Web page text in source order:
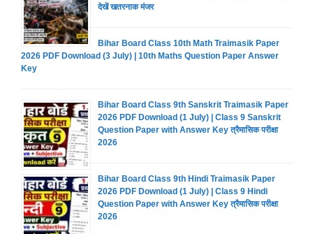
देखें खतरनाक मंजर
Bihar Board Class 10th Math Traimasik Paper
2026 PDF Download (3 July) | 10th Maths Question Paper Answer
Key
Bihar Board Class 9th Sanskrit Traimasik Paper
2026 PDF Download (1 July) | Class 9 Sanskrit
Question Paper with Answer Key त्रैमासिक परीक्षा
2026
Bihar Board Class 9th Hindi Traimasik Paper
2026 PDF Download (1 July) | Class 9 Hindi
Question Paper with Answer Key त्रैमासिक परीक्षा
2026